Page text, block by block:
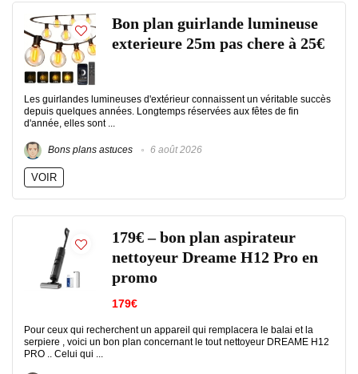
Bon plan guirlande lumineuse
exterieure 25m pas chere à 25€
Les guirlandes lumineuses d'extérieur connaissent un véritable succès
depuis quelques années. Longtemps réservées aux fêtes de fin
d'année, elles sont ...
Bons plans astuces 6 août 2026
VOIR
179€ – bon plan aspirateur
nettoyeur Dreame H12 Pro en
promo
179€
Pour ceux qui recherchent un appareil qui remplacera le balai et la
serpiere , voici un bon plan concernant le tout nettoyeur DREAME H12
PRO .. Celui qui ...